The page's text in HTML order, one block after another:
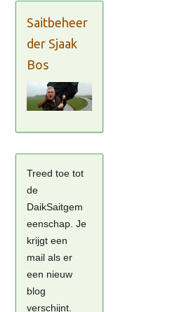
Saitbeheer
der Sjaak
Bos
Treed toe tot
de
DaikSaitgem
eenschap. Je
krijgt een
mail als er
een nieuw
blog
verschijnt.